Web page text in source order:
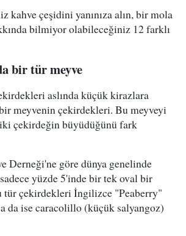
kahve çeşidini yanınıza alın, bir mola
bilmiyor olabileceğiniz 12 farklı
bir tür meyve
aslında küçük kirazlara
bir meyvenin çekirdekleri. Bu meyveyi
iki çekirdeğin büyüdüğünü fark
Derneği'ne göre dünya genelinde
yüzde 5'inde bir tek oval bir
tür çekirdekleri İngilizce "Peaberry"
da ise caracolillo (küçük salyangoz)